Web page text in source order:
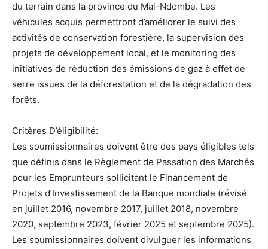
du terrain dans la province du Mai-Ndombe. Les
véhicules acquis permettront d’améliorer le suivi des
activités de conservation forestière, la supervision des
projets de développement local, et le monitoring des
initiatives de réduction des émissions de gaz à effet de
serre issues de la déforestation et de la dégradation des
forêts.
Critères D’éligibilité:
Les soumissionnaires doivent être des pays éligibles tels
que définis dans le Règlement de Passation des Marchés
pour les Emprunteurs sollicitant le Financement de
Projets d’Investissement de la Banque mondiale (révisé
en juillet 2016, novembre 2017, juillet 2018, novembre
2020, septembre 2023, février 2025 et septembre 2025).
Les soumissionnaires doivent divulguer les informations